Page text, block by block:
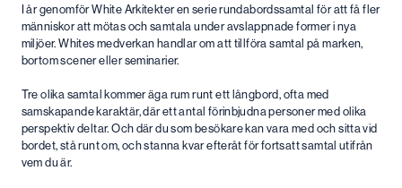
I år genomför White Arkitekter en serie rundabordssamtal för att få fler
människor att mötas och samtala under avslappnade former i nya
miljöer. Whites medverkan handlar om att tillföra samtal på marken,
bortom scener eller seminarier.
Tre olika samtal kommer äga rum runt ett långbord, ofta med
samskapande karaktär, där ett antal förinbjudna personer med olika
perspektiv deltar. Och där du som besökare kan vara med och sitta vid
bordet, stå runt om, och stanna kvar efteråt för fortsatt samtal utifrån
vem du är.